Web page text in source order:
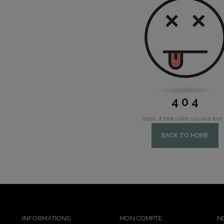
4 0 4
Oops, it looks like you are lost
BACK TO HOME
INFORMATIONS MON COMPTE